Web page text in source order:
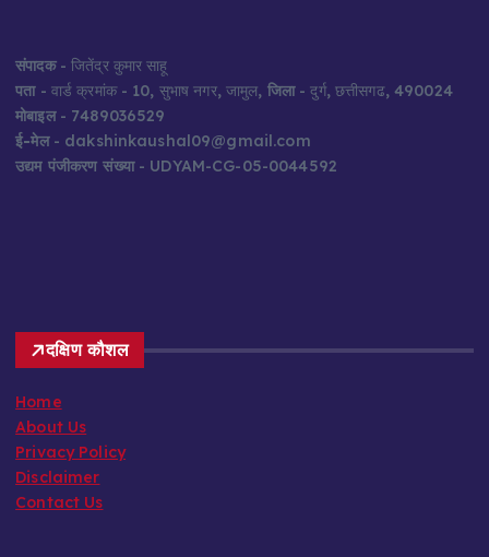
संपादक- जितेंद्र कुमार साहू
पता- वार्ड क्रमांक - 10, सुभाष नगर, जामुल, जिला- दुर्ग, छत्तीसगढ, 490024
मोबाइल- 7489036529
ई-मेल- dakshinkaushal09@gmail.com
उद्यम पंजीकरण संख्या- UDYAM-CG-05-0044592
दक्षिण कौशल
Home
About Us
Privacy Policy
Disclaimer
Contact Us